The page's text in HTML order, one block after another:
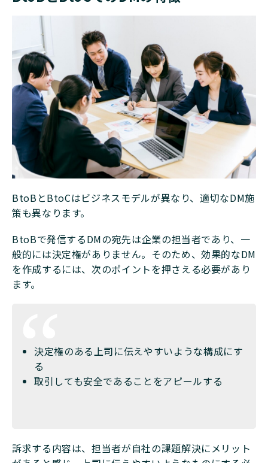
BtoBとBtoCはビジネスモデルが異なり、適切なDM施
策も異なります。
BtoBで発信するDMの宛先は企業の担当者であり、一
般的には決定権がありません。そのため、効果的なDM
を作成するには、次のポイントを押さえる必要があり
ます。
決定権のある上司に伝えやすいような構成にす
る
取引しても安全であることをアピールする
訴求する内容は、担当者が自社の課題解決にメリット